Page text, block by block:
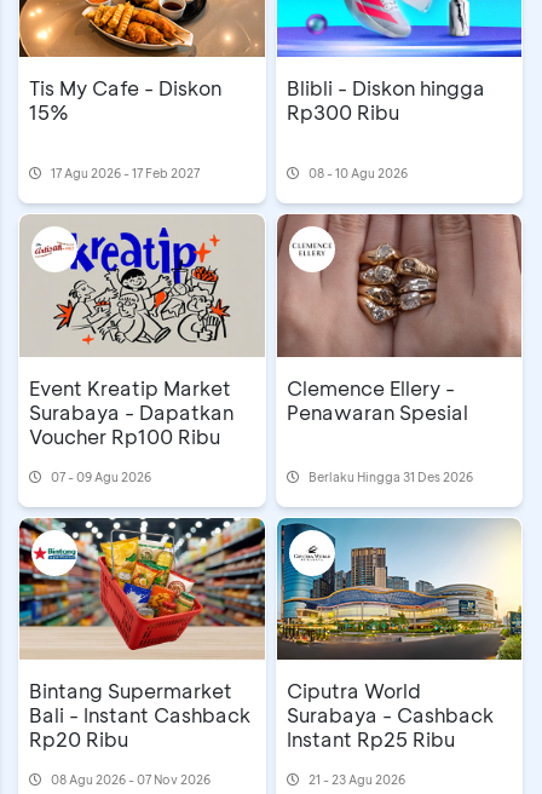
Tis My Cafe - Diskon
15%
17 Agu 2026 - 17 Feb 2027
Blibli - Diskon hingga
Rp300 Ribu
08 - 10 Agu 2026
Event Kreatip Market
Surabaya - Dapatkan
Voucher Rp100 Ribu
07 - 09 Agu 2026
Clemence Ellery -
Penawaran Spesial
Berlaku Hingga 31 Des 2026
Bintang Supermarket
Bali - Instant Cashback
Rp20 Ribu
08 Agu 2026 - 07 Nov 2026
Ciputra World
Surabaya - Cashback
Instant Rp25 Ribu
21 - 23 Agu 2026